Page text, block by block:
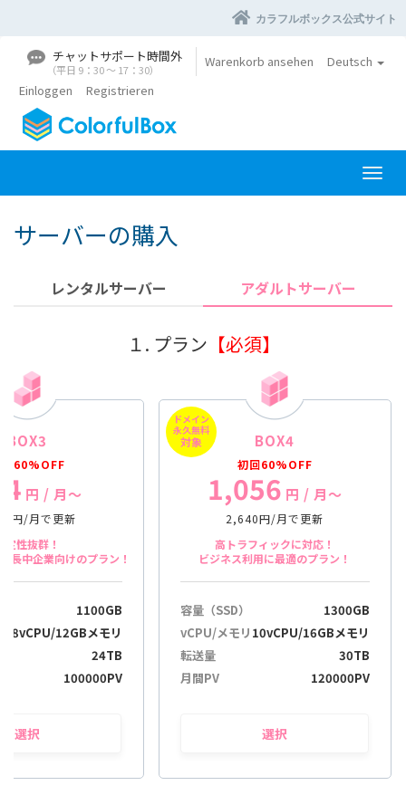
カラフルボックス公式サイト
チャットサポート時間外
（平日 9：30 〜 17：30）
Warenkorb ansehen
Deutsch
Einloggen
Registrieren
N
a
i
n
サーバーの購入
レンタルサーバー アダルトサーバー
１. プラン 【必須】
BOX3
60%OFF
円 / 月〜
円/月で更新
定性抜群！
長中企業向けのプラン！
1100GB
8vCPU/12GBメモリ
24TB
100000PV
選択
ドメイン
永久無料
対象 BOX4
初回60%OFF
1,056 円 / 月〜
2,640円/月で更新
高トラフィックに対応！
ビジネス利用に最適のプラン！
容量（SSD）
1300GB
vCPU/メモリ 10vCPU/16GBメモリ
転送量
30TB
月間PV
120000PV
選択